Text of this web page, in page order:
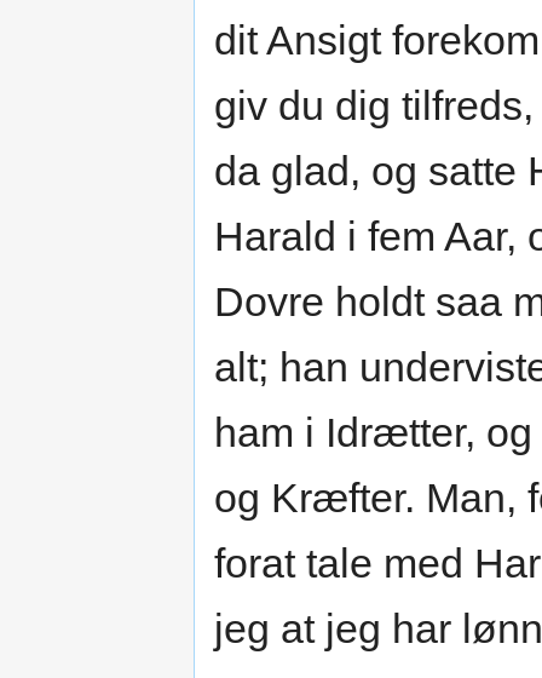
dit Ansigt
giv du dig
da glad, og satte
Harald i fem Aar,
Dovre holdt saa
alt; han
ham i Idrætter,
og Kræfter. Man,
forat tale med
jeg at jeg har